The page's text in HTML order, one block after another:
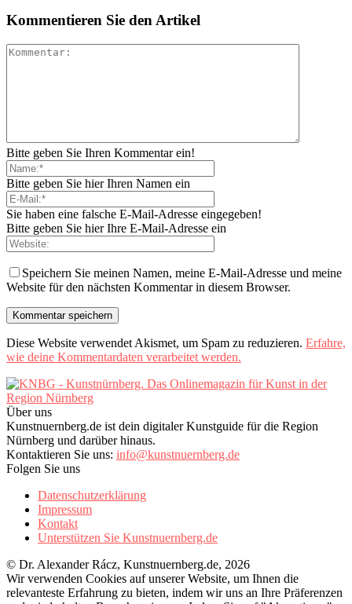
Kommentieren Sie den Artikel
Bitte geben Sie Ihren Kommentar ein!
Bitte geben Sie hier Ihren Namen ein
Sie haben eine falsche E-Mail-Adresse eingegeben!
Bitte geben Sie hier Ihre E-Mail-Adresse ein
Speichern Sie meinen Namen, meine E-Mail-Adresse und meine
Website für den nächsten Kommentar in diesem Browser.
Diese Website verwendet Akismet, um Spam zu reduzieren. Erfahre,
wie deine Kommentardaten verarbeitet werden.
Über uns
Kunstnuernberg.de ist dein digitaler Kunstguide für die Region
Nürnberg und darüber hinaus.
Kontaktieren Sie uns: info@kunstnuernberg.de
Folgen Sie uns
Datenschutzerklärung
Impressum
Kontakt
Unterstützen Sie Kunstnuernberg.de
© Dr. Alexander Rácz, Kunstnuernberg.de, 2026
Wir verwenden Cookies auf unserer Website, um Ihnen die
relevanteste Erfahrung zu bieten, indem wir uns an Ihre Präferenzen